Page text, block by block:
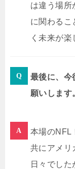
は違う場所
に関わるこ
く未来が楽
最後に、今
願いします
本場のNFL
共にアメリ
日々でし